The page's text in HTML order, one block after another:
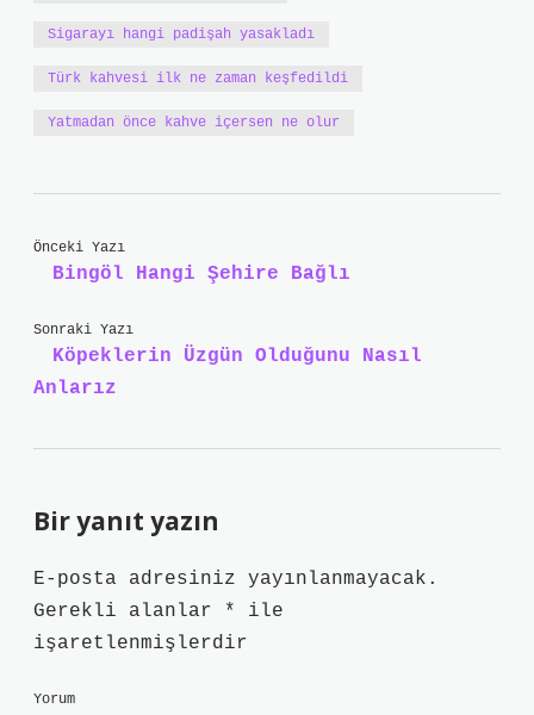
Sigarayı hangi padişah yasakladı
Türk kahvesi ilk ne zaman keşfedildi
Yatmadan önce kahve içersen ne olur
Önceki Yazı
Bingöl Hangi Şehire Bağlı
Sonraki Yazı
Köpeklerin Üzgün Olduğunu Nasıl
Anlarız
Bir yanıt yazın
E-posta adresiniz yayınlanmayacak.
Gerekli alanlar
*
ile
işaretlenmişlerdir
Yorum